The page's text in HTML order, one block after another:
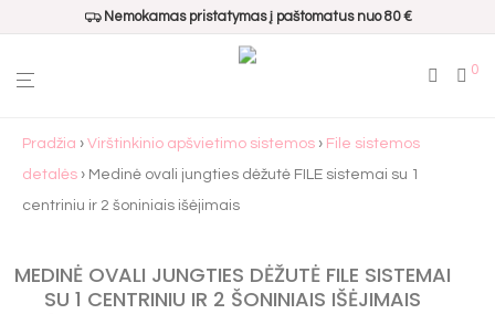
Nemokamas pristatymas į paštomatus nuo 80 €
0
Pradžia › Virštinkinio apšvietimo sistemos › File sistemos
detalės › Medinė ovali jungties dėžutė FILE sistemai su 1
centriniu ir 2 šoniniais išėjimais
MEDINĖ OVALI JUNGTIES DĖŽUTĖ FILE SISTEMAI
SU 1 CENTRINIU IR 2 ŠONINIAIS IŠĖJIMAIS